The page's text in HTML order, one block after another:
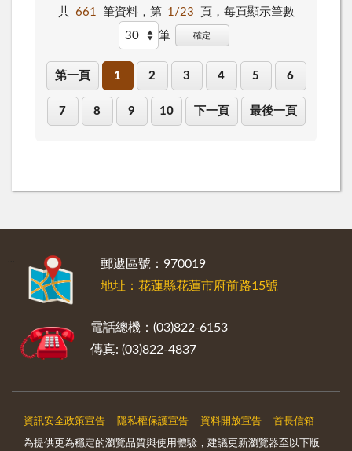
共 661 筆資料，第 1/23 頁， 每頁顯示筆數
筆
確定
第一頁 1 2 3 4 5 6
7 8 9 10 下一頁 最後一頁
郵遞區號：970019
地址：花蓮縣花蓮市府前路15號
電話總機：(03)822-6153
傳真: (03)822-4837
資訊安全政策宣告 隱私權保護宣告 資料開放宣告 首長信箱
為提供更為穩定的瀏覽品質與使用體驗，建議更新瀏覽器至以下版